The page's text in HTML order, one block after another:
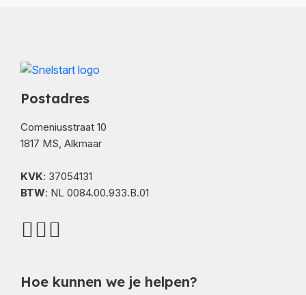
Postadres
Comeniusstraat 10
1817 MS, Alkmaar
KVK: 37054131
BTW: NL 0084.00.933.B.01
Hoe kunnen we je helpen?